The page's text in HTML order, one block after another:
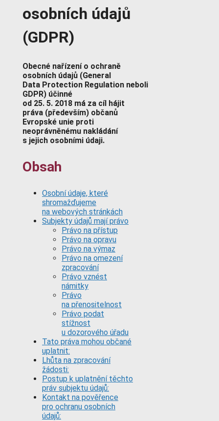
osobních údajů
(GDPR)
Obecné nařízení o ochraně
osobních údajů (General
Data Protection Regulation neboli
GDPR) účinné
od 25. 5. 2018 má za cíl hájit
práva (především) občanů
Evropské unie proti
neoprávněnému nakládání
s jejich osobními údaji.
Obsah
Osobní údaje, které
shromažďujeme
na webových stránkách
Subjekty údajů mají právo
Právo na přístup
Právo na opravu
Právo na výmaz
Právo na omezení
zpracování
Právo vznést
námitky
Právo
na přenositelnost
Právo podat
stížnost
u dozorového úřadu
Tato práva mohou občané
uplatnit:
Lhůta na zpracování
žádosti:
Postup k uplatnění těchto
práv subjektu údajů:
Kontakt na pověřence
pro ochranu osobních
údajů: